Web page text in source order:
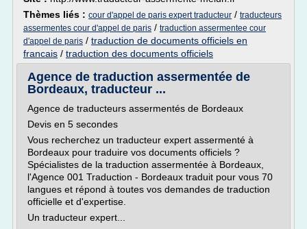
Thèmes liés : cour d'appel de paris expert traducteur / traducteurs
assermentes cour d'appel de paris / traduction assermentee cour
d'appel de paris / traduction de documents officiels en
francais / traduction des documents officiels
Agence de traduction assermentée de
Bordeaux, traducteur ...
Agence de traducteurs assermentés de Bordeaux
Devis en 5 secondes
Vous recherchez un traducteur expert assermenté à
Bordeaux pour traduire vos documents officiels ?
Spécialistes de la traduction assermentée à Bordeaux,
l'Agence 001 Traduction - Bordeaux traduit pour vous 70
langues et répond à toutes vos demandes de traduction
officielle et d'expertise.
Un traducteur expert...